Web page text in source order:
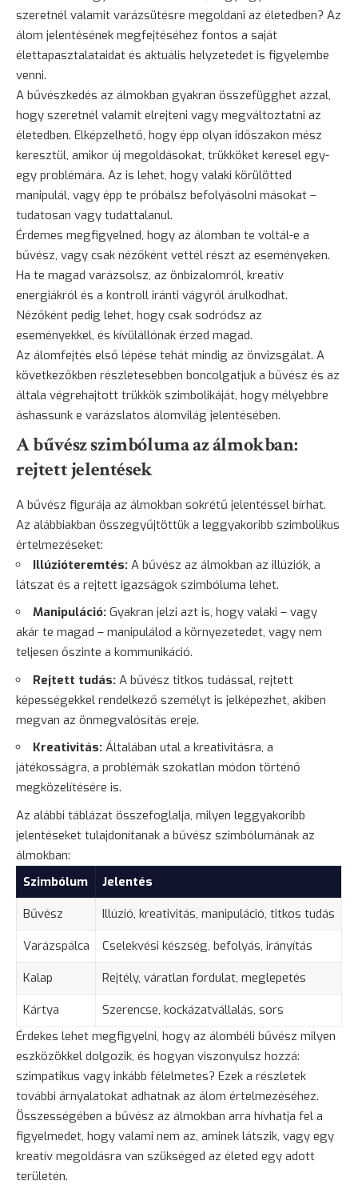
szeretnél valamit varázsütésre megoldani az életedben? Az
álom jelentésének megfejtéséhez fontos a saját
élettapasztalataidat és aktuális helyzetedet is figyelembe
venni.
A bűvészkedés az álmokban gyakran összefügghet azzal,
hogy szeretnél valamit elrejteni vagy megváltoztatni az
életedben. Elképzelhető, hogy épp olyan időszakon mész
keresztül, amikor új megoldásokat, trükköket keresel egy-
egy problémára. Az is lehet, hogy valaki körülötted
manipulál, vagy épp te próbálsz befolyásolni másokat –
tudatosan vagy tudattalanul.
Érdemes megfigyelned, hogy az álomban te voltál-e a
bűvész, vagy csak nézőként vettél részt az eseményeken.
Ha te magad varázsolsz, az önbizalomról, kreatív
energiákról és a kontroll iránti vágyról árulkodhat.
Nézőként pedig lehet, hogy csak sodródsz az
eseményekkel, és kívülállónak érzed magad.
Az álomfejtés első lépése tehát mindig az önvizsgálat. A
következőkben részletesebben boncolgatjuk a bűvész és az
általa végrehajtott trükkök szimbolikáját, hogy mélyebbre
áshassunk e varázslatos álomvilág jelentésében.
A bűvész szimbóluma az álmokban:
rejtett jelentések
A bűvész figurája az álmokban sokrétű jelentéssel bírhat.
Az alábbiakban összegyűjtöttük a leggyakoribb szimbolikus
értelmezéseket:
Illúzióteremtés: A bűvész az álmokban az illúziók, a
látszat és a rejtett igazságok szimbóluma lehet.
Manipuláció: Gyakran jelzi azt is, hogy valaki – vagy
akár te magad – manipulálod a környezetedet, vagy nem
teljesen őszinte a kommunikáció.
Rejtett tudás: A bűvész titkos tudással, rejtett
képességekkel rendelkező személyt is jelképezhet, akiben
megvan az önmegvalósítás ereje.
Kreativitás: Általában utal a kreativitásra, a
játékosságra, a problémák szokatlan módon történő
megközelítésére is.
Az alábbi táblázat összefoglalja, milyen leggyakoribb
jelentéseket tulajdonítanak a bűvész szimbólumának az
álmokban:
Szimbólum
Jelentés
Bűvész
Illúzió, kreativitás, manipuláció, titkos tudás
Varázspálca
Cselekvési készség, befolyás, irányítás
Kalap
Rejtély, váratlan fordulat, meglepetés
Kártya
Szerencse, kockázatvállalás, sors
Érdekes lehet megfigyelni, hogy az álombéli bűvész milyen
eszközökkel dolgozik, és hogyan viszonyulsz hozzá:
szimpatikus vagy inkább félelmetes? Ezek a részletek
további árnyalatokat adhatnak az álom értelmezéséhez.
Összességében a bűvész az álmokban arra hívhatja fel a
figyelmedet, hogy valami nem az, aminek látszik, vagy egy
kreatív megoldásra van szükséged az életed egy adott
területén.